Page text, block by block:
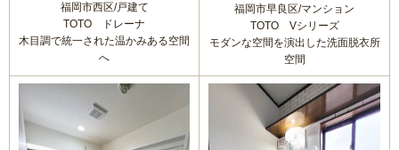
福岡市西区/戸建て
TOTO ドレーナ
木目調で統一された温かみある空間
へ
福岡市早良区/マンション
TOTO Vシリーズ
モダンな空間を演出した洗面脱衣所
空間